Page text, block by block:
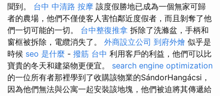
聞到。 台中 中清路 按摩 該度假勝地已成為一個無家可歸
者的農場，他們不僅使客人害怕鄰近度假者，而且剝奪了他
們一切可能的一切。 台中整復推拿 拆除了洗滌盆，手柄和
窗框被拆除，電纜消失了。 外商設立公司 到府外燴 似乎是
時候 seo 是什麼 - 撥筋 台中 利用客戶的利益，他們可以比
寶貴的冬天和建築物更便宜。 search engine optimization
的一位所有者那裡學到了收購該物業的SándorHangácsi，
因為他們無法與公寓一起安裝該地塊，他們被迫將其傳遞給